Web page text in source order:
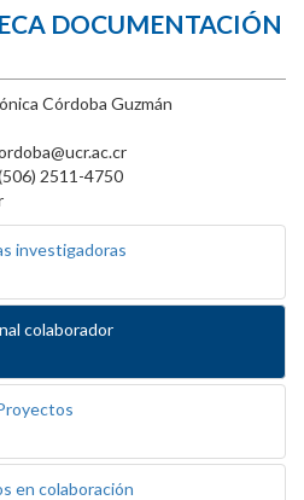
DOCUMENTACIÓN
Córdoba Guzmán
2511-4750
investigadoras
colaborador
en colaboración